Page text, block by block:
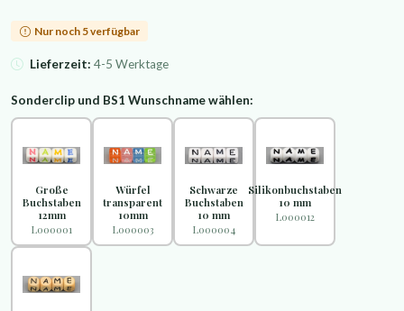
Nur noch 5 verfügbar
Lieferzeit: 4-5 Werktage
Sonderclip und BS1 Wunschname wählen:
Große
Buchstaben
12mm
L000001
Würfel
transparent
10mm
L000003
Schwarze
Buchstaben
10 mm
L000004
Silikonbuchstaben
10 mm
L000012